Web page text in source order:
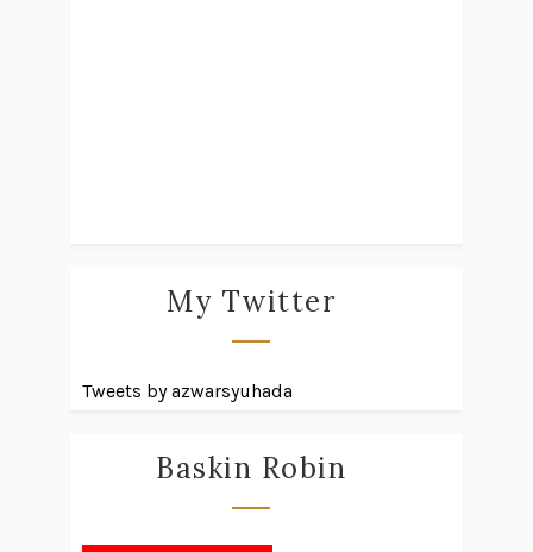
My Twitter
Tweets by azwarsyuhada
Baskin Robin